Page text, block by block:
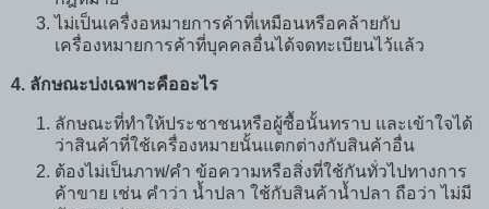
ไม่เป็นเครื่งอหมายการค้าที่เหมือนหรือคล้ายกับ
เครื่องหมายการค้าที่บุคคลอื่นได้จดทะเบียนไว้แล้ว
4. ลักษณะบ่งเฉพาะคืออะไร
ลักษณะที่ทำให้ประชาชนหรือผู้ซื้อนั้นทราบ และเข้าใจได้
ว่าสินค้าที่ใช้เครื่องหมายนั้นแตกต่างกับสินค้าอื่น
ต้องไม่เป็นภาพ/คำ ข้อความหรือสิ่งที่ใช้กันทั่วไปทางการ
ค้าขาย เช่น คำว่า น้ำปลา ใช้กับสินค้าน้ำปลา ถือว่า ไม่มี